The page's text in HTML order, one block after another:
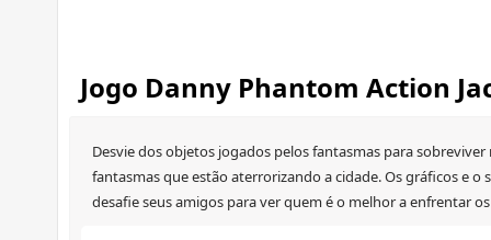
Jogo Danny Phantom Action
Desvie dos objetos jogados pelos fantasmas para
fantasmas que estão aterrorizando a cidade. Os gráficos e
desafie seus amigos para ver quem é o melhor a enfrentar